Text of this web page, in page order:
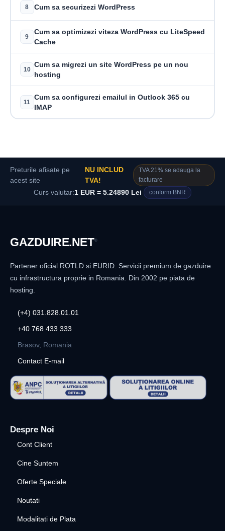
8 Cum sa securizezi WordPress
9
Cum sa optimizezi viteza WordPress cu LiteSpeed
Cache
10
Cum sa migrezi un site WordPress pe un nou
hosting
11
Cum sa configurezi emailul in Outlook 365 cu
IMAP
Preturile afisate pe
acest site
NU INCLUD
TVA!
TVA 21% se adauga la
facturare
Curs valutar:1 EUR = 5.24890 Lei conform BNR
GAZDUIRE.NET®
Partener oficial ROTLD si EURID. Servicii premium de gazduire
cu infrastructura proprie in Romania. Din 2002 pe piata de
hosting.
(+4) 031.828.01.01
+40 768 433 333
Brasov, Romania
Contact E-mail
Despre Noi
Cont Client
Cine Suntem
Oferte Speciale
Noutati
Modalitati de Plata